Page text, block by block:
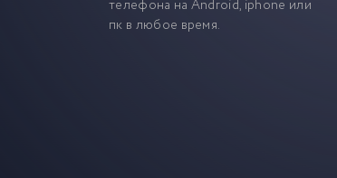
телефона на Android, iphone или
пк в любое время.